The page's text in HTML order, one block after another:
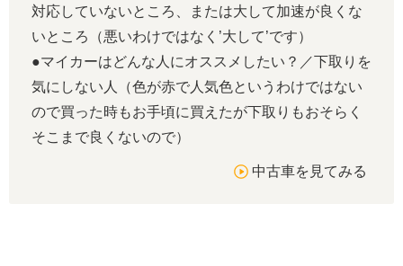
対応していないところ、または大して加速が良くな
いところ（悪いわけではなく’大して’です）
●マイカーはどんな人にオススメしたい？／下取りを
気にしない人（色が赤で人気色というわけではない
ので買った時もお手頃に買えたが下取りもおそらく
そこまで良くないので）
中古車を見てみる